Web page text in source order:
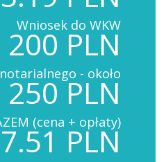
Wniosek do WKW
200 PLN
- około
250 PLN
(cena + opłaty)
PLN